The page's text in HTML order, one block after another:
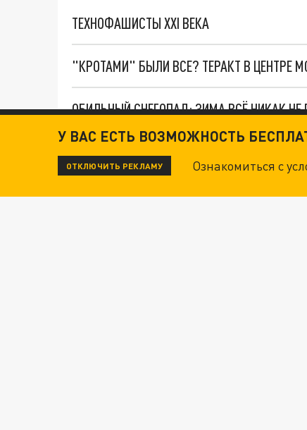
ТЕХНОФАШИСТЫ XXI ВЕКА
"КРОТАМИ" БЫЛИ ВСЕ? ТЕРАКТ В ЦЕНТРЕ
ОБИЛЬНЫЙ СНЕГОПАД: ЗИМА ВСЁ НИКАК
СНИМАТЬ ФИЛЬМЫ В АРМЕНИИ СТАНЕТ
У ВАС ЕСТЬ ВОЗМОЖНОСТЬ
ОТКЛЮЧИТЬ РЕКЛАМУ Ознакомиться с